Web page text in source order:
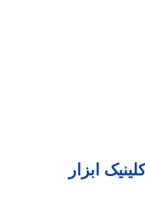
ابزار